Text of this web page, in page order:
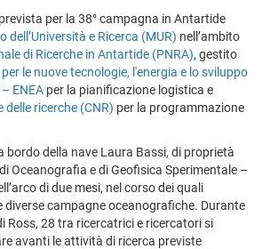
per la 38° campagna in Antartide
dell’Università e Ricerca (MUR) nell’ambito
di Ricerche in Antartide (PNRA), gestito
le nuove tecnologie, l'energia e lo sviluppo
ENEA per la pianificazione logistica e
ricerche (CNR) per la programmazione
bordo della nave Laura Bassi, di proprietà
Oceanografia e di Geofisica Sperimentale –
di due mesi, nel corso dei quali
diverse campagne oceanografiche. Durante
Ross, 28 tra ricercatrici e ricercatori si
avanti le attività di ricerca previste